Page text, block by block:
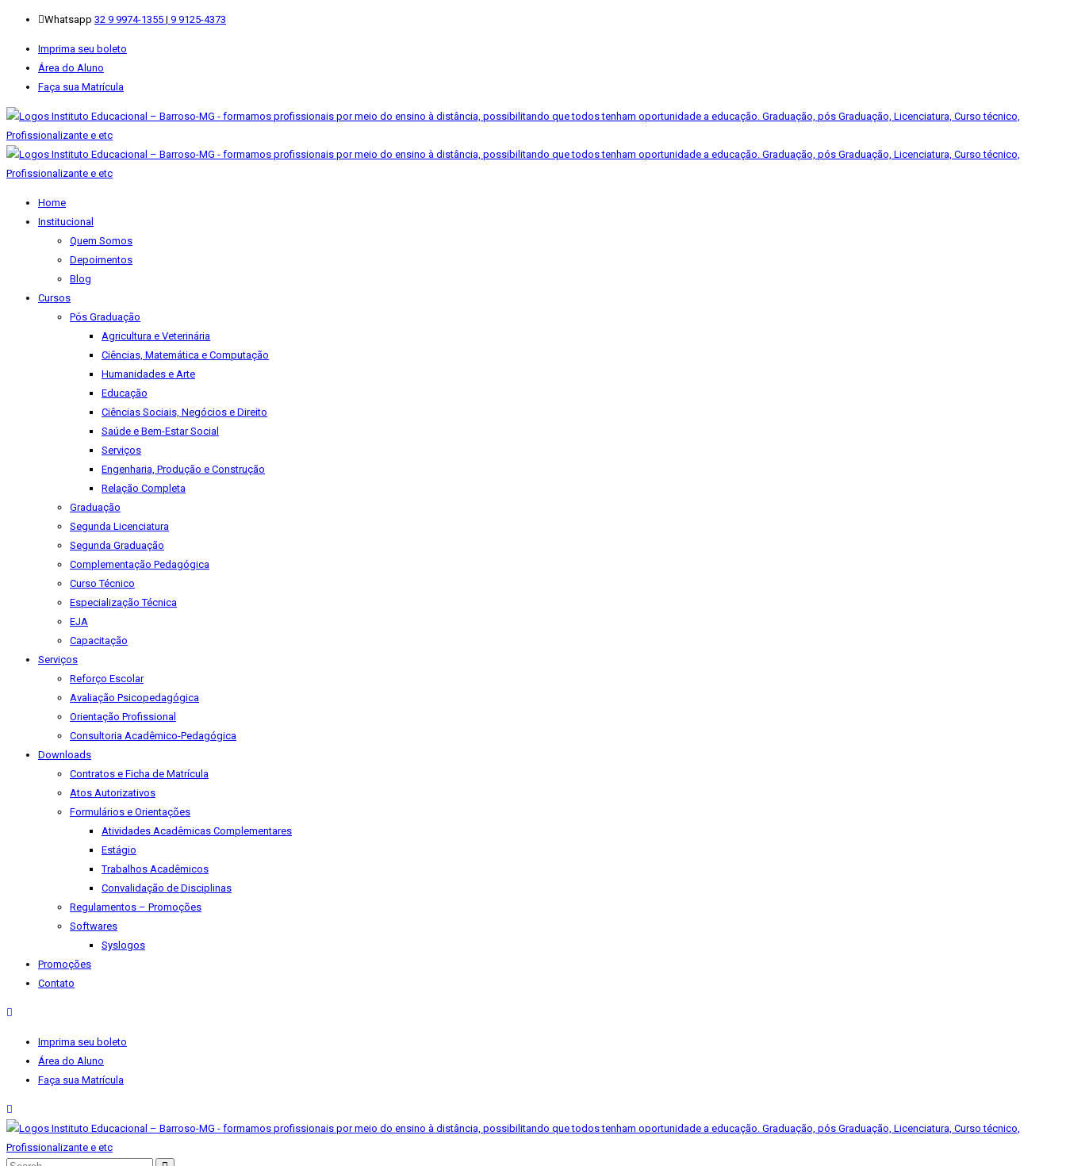
Whatsapp 32 9 9974-1355 | 9 9125-4373
Imprima seu boleto
Área do Aluno
Faça sua Matrícula
Home
Institucional
Quem Somos
Depoimentos
Blog
Cursos
Pós Graduação
Agricultura e Veterinária
Ciências, Matemática e Computação
Humanidades e Arte
Educação
Ciências Sociais, Negócios e Direito
Saúde e Bem-Estar Social
Serviços
Engenharia, Produção e Construção
Relação Completa
Graduação
Segunda Licenciatura
Segunda Graduação
Complementação Pedagógica
Curso Técnico
Especialização Técnica
EJA
Capacitação
Serviços
Reforço Escolar
Avaliação Psicopedagógica
Orientação Profissional
Consultoria Acadêmico-Pedagógica
Downloads
Contratos e Ficha de Matrícula
Atos Autorizativos
Formulários e Orientações
Atividades Acadêmicas Complementares
Estágio
Trabalhos Acadêmicos
Convalidação de Disciplinas
Regulamentos – Promoções
Softwares
Syslogos
Promoções
Contato
Imprima seu boleto
Área do Aluno
Faça sua Matrícula